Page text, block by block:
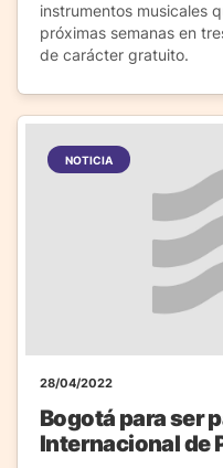
instrumentos musicales
próximas semanas en
de carácter gratuito.
NOTICIA
28/04/2022
Bogotá para ser
Internacional de